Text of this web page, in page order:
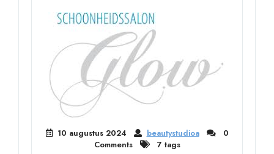
10 augustus 2024 beautystudioa
0
Comments
7 tags